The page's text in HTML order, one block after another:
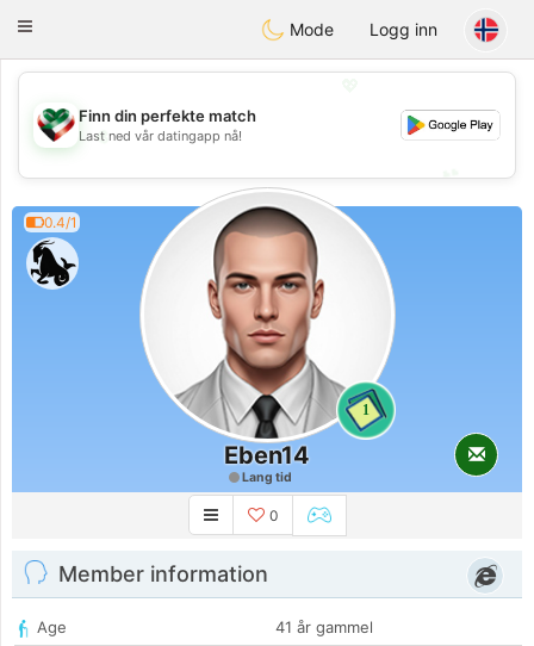
KuwaitChat
Toggle
Mode Logg inn
💖
💕
Finn din perfekte match
Last ned vår datingapp nå!
0.4/1
1
Eben14
Lang tid
0
Member information
Age
41 år gammel